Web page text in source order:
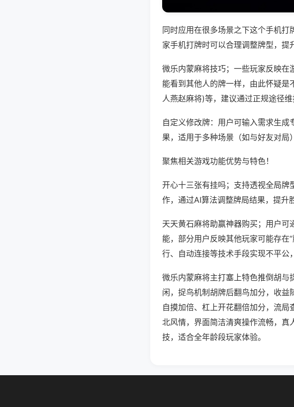
同时应用在很多场景之下这个手机
家手机打牌时可以合理调整牌型，提
微乐内蒙麻将技巧；一些玩家反映
能看到其他人的牌一样，由此怀疑
人燕赵麻将)等，建议通过正规途径维
自定义修改牌：用户可输入需求生成
果，适用于多种场景（如与好友对局
聚焦相关游戏功能优势与特色！
开心十三张有挂吗；支持透视全局
作，通过AI算法调整牌局结果，提升
天天黄石麻将助赢神器购买；用户可
能，部分用户反映其他玩家可能存在
行、自动连接等技术手段实现不平公
微乐内蒙麻将主打塞上特色推倒胡
闲，捉鸟机制胡牌后翻鸟加分，收益
自摸加倍、杠上开花翻倍加分，流
北风情，界面简洁清爽操作流畅，
技，适合全年龄段玩家体验。